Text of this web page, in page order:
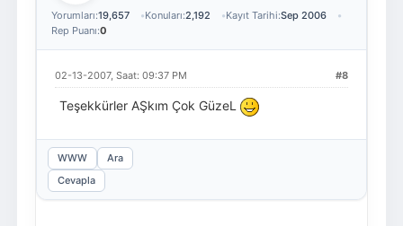
Yorumları:19,657 Konuları:2,192 Kayıt Tarihi:Sep 2006
Rep Puanı:0
#8
02-13-2007, Saat: 09:37 PM
Teşekkürler AŞkım Çok GüzeL
WWW
Ara
Cevapla